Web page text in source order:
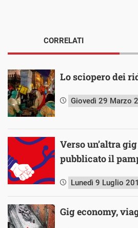
CORRELATI
Lo sciopero dei
Giovedì 29 Marzo
Verso un’altra
pubblicato il
Lunedì 9 Luglio
Gig economy,